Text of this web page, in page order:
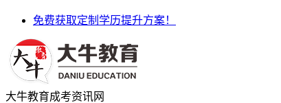
免费获取定制学历提升方案！
大牛教育成考资讯网